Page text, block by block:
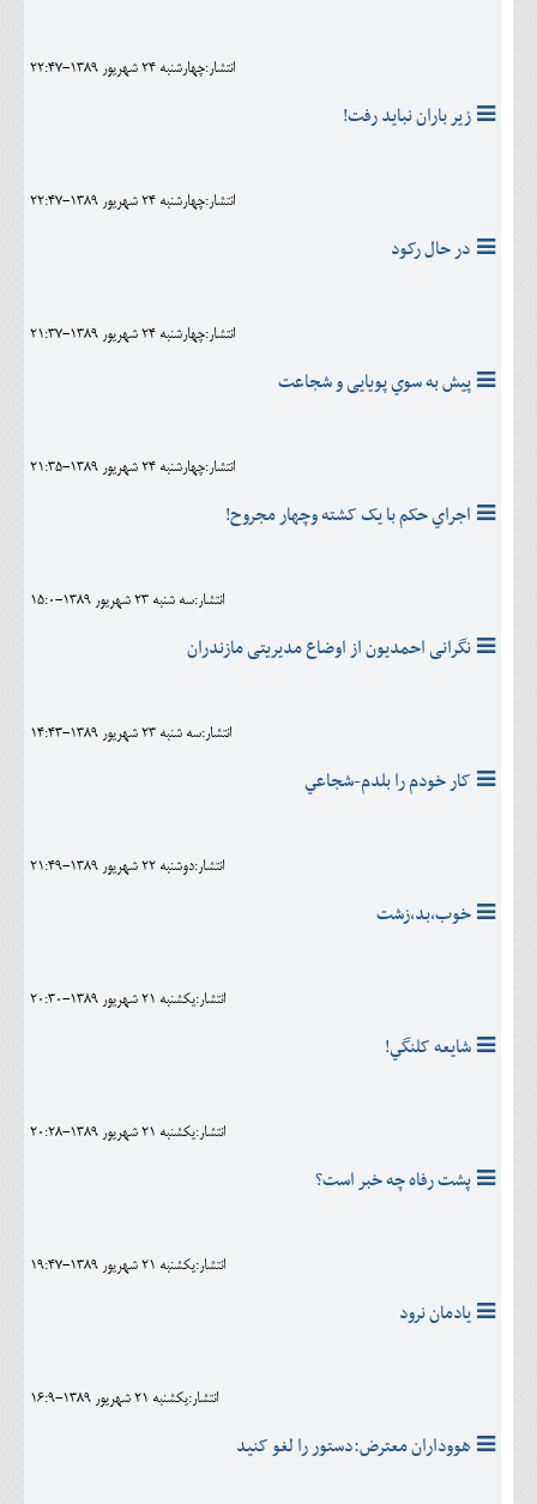
انتشار:چهارشنبه 24 شهريور 1389-22:47
زير باران نبايد رفت!
انتشار:چهارشنبه 24 شهريور 1389-22:47
در حال رکود
انتشار:چهارشنبه 24 شهريور 1389-21:37
پيش به سوي پویایی و شجاعت
انتشار:چهارشنبه 24 شهريور 1389-21:35
اجراي حکم با يک کشته وچهار مجروح!
انتشار:سه شنبه 23 شهريور 1389-15:0
نگرانی احمدیون از اوضاع مدیریتی مازندران
انتشار:سه شنبه 23 شهريور 1389-14:43
کار خودم را بلدم-شجاعي
انتشار:دوشنبه 22 شهريور 1389-21:49
خوب،بد،زشت
انتشار:يکشنبه 21 شهريور 1389-20:30
شايعه کلنگي!
انتشار:يکشنبه 21 شهريور 1389-20:28
پشت رفاه چه خبر است؟
انتشار:يکشنبه 21 شهريور 1389-19:47
يادمان نرود
انتشار:يکشنبه 21 شهريور 1389-16:9
هووداران معترض:دستور را لغو کنيد